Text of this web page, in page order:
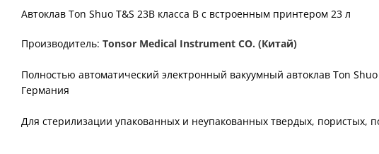
Автоклав Ton Shuo T&S 23B класса B с встроенным принтером 23 л
Производитель: Tonsor Medical Instrument CO. (Китай)
Полностью автоматический электронный вакуумный автоклав Ton
Германия
Для стерилизации упакованных и неупакованных твердых, пористых,